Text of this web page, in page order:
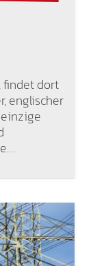
findet dort
englischer